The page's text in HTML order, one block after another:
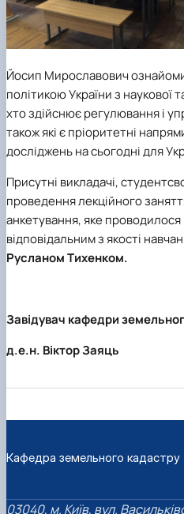
Йосип Мирославович
політикою України з наукової
хто здійснює регулювання і
також які є пріоритетні
досліджень на сьогодні для
Присутні викладачі,
проведення лекційного
анкетування, яке проводилося
відповідальним з якості
Русланом Тихенком.
Завідувач кафедри
д.е.н. Віктор Заяць
Кафедра земельного кадастру
03040, м. Київ, вул.